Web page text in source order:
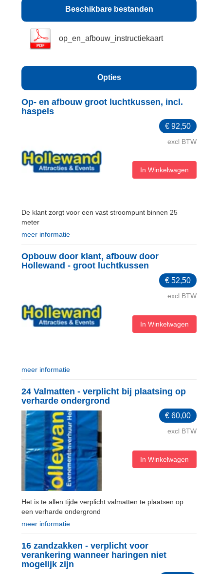
Beschikbare bestanden
op_en_afbouw_instructiekaart
Opties
Op- en afbouw groot luchtkussen, incl.
haspels
€ 92,50
excl BTW
In Winkelwagen
De klant zorgt voor een vast stroompunt binnen 25
meter
meer informatie
Opbouw door klant, afbouw door
Hollewand - groot luchtkussen
€ 52,50
excl BTW
In Winkelwagen
meer informatie
24 Valmatten - verplicht bij plaatsing op
verharde ondergrond
€ 60,00
excl BTW
In Winkelwagen
Het is te allen tijde verplicht valmatten te plaatsen op
een verharde ondergrond
meer informatie
16 zandzakken - verplicht voor
verankering wanneer haringen niet
mogelijk zijn